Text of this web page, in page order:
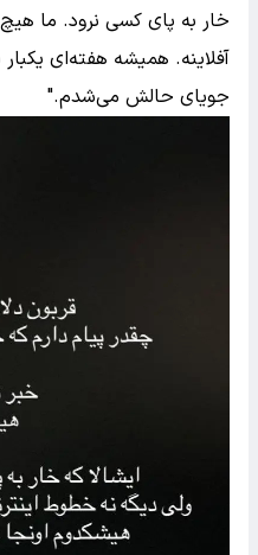
خار به پای کسی نرود. ما هیچ
آفلاینه. همیشه هفته‌ای
جویای حالش می‌شدم."